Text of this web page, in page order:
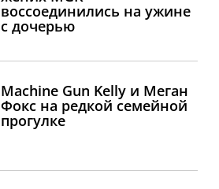
воссоединились на ужине
с дочерью
Machine Gun Kelly и Меган
Фокс на редкой семейной
прогулке